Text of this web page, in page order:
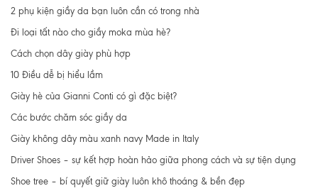
2 phụ kiện giầy da bạn luôn cần có trong nhà
Đi loại tất nào cho giầy moka mùa hè?
Cách chọn dây giày phù hợp
10 Điều dễ bị hiểu lầm
Giày hè của Gianni Conti có gì đặc biệt?
Các bước chăm sóc giầy da
Giày không dây màu xanh navy Made in Italy
Driver Shoes – sự kết hợp hoàn hảo giữa phong cách và sự tiện dụng
Shoe tree – bí quyết giữ giày luôn khô thoáng & bền đẹp